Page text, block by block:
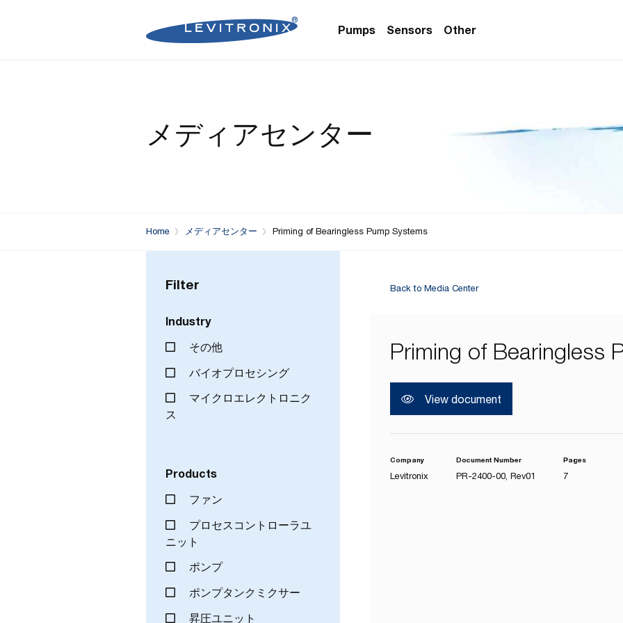
Pumps
Microelectronics Pumps (Solvent Applications)
Sensors
Microelectronics Clamp-On Flow Sensors
Bioprocessing Clamp-On Flow Sensors (First
Other
Bioprocessing Flow Controllers (Single-Use)
メディアセンター
Home メディアセンター Priming of Bearingless Pump Systems
Filter
Industry
その他
バイオプロセシング
マイクロエレクトロニク
ス
Products
ファン
プロセスコントローラユ
ニット
ポンプ
ポンプタンクミクサー
昇圧ユニット
Back to Media Center
Priming of Bearingless
View document
Company
Levitronix
Document Number
PR-2400-00, Rev01
Pages
7